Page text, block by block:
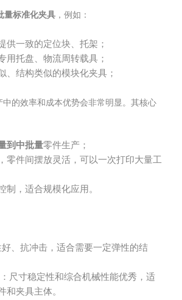
量标准化夹具 ，例如：
供一致的定位块、托架；
用托盘、物流周转载具；
、结构类似的模块化夹具；
中的效率和成本优势会非常明显。其核心
到中批量零件生产；
零件间摆放灵活，可以一次打印大量工
制，适合规模化应用。
好、抗冲击，适合需要一定弹性的结
：尺寸稳定性和综合机械性能优秀，适
和夹具主体。